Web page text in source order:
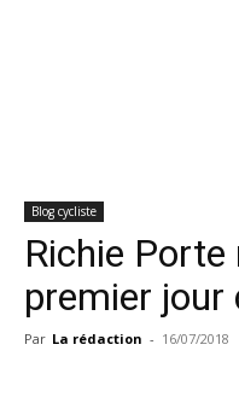
Blog cycliste
Richie Porte
premier jour
Par La rédaction - 16/07/2018